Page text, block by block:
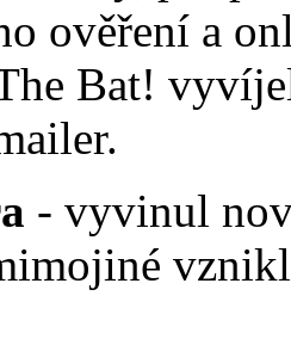
ověření a
Bat!
- vyvinul